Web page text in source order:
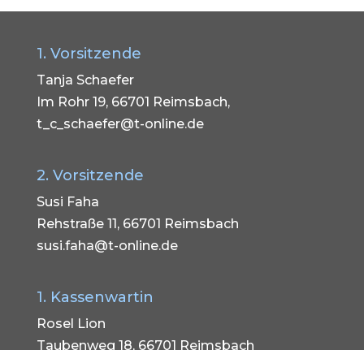
1. Vorsitzende
Tanja Schaefer
Im Rohr 19, 66701 Reimsbach,
t_c_schaefer@t-online.de
2. Vorsitzende
Susi Faha
Rehstraße 11, 66701 Reimsbach
susi.faha@t-online.de
1. Kassenwartin
Rosel Lion
Taubenweg 18, 66701 Reimsbach